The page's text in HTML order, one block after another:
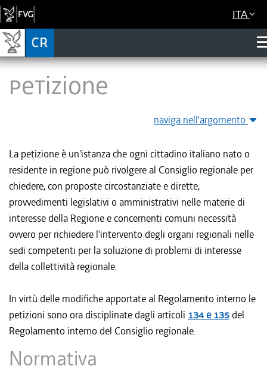
ITA
Petizione
naviga nell'argomento
La petizione è un'istanza che ogni cittadino italiano nato o
residente in regione può rivolgere al Consiglio regionale per
chiedere, con proposte circostanziate e dirette,
provvedimenti legislativi o amministrativi nelle materie di
interesse della Regione e concernenti comuni necessità
ovvero per richiedere l'intervento degli organi regionali nelle
sedi competenti per la soluzione di problemi di interesse
della collettività regionale.
In virtù delle modifiche apportate al Regolamento interno le
petizioni sono ora disciplinate dagli articoli 134 e 135del
Regolamento interno del Consiglio regionale.
Normativa